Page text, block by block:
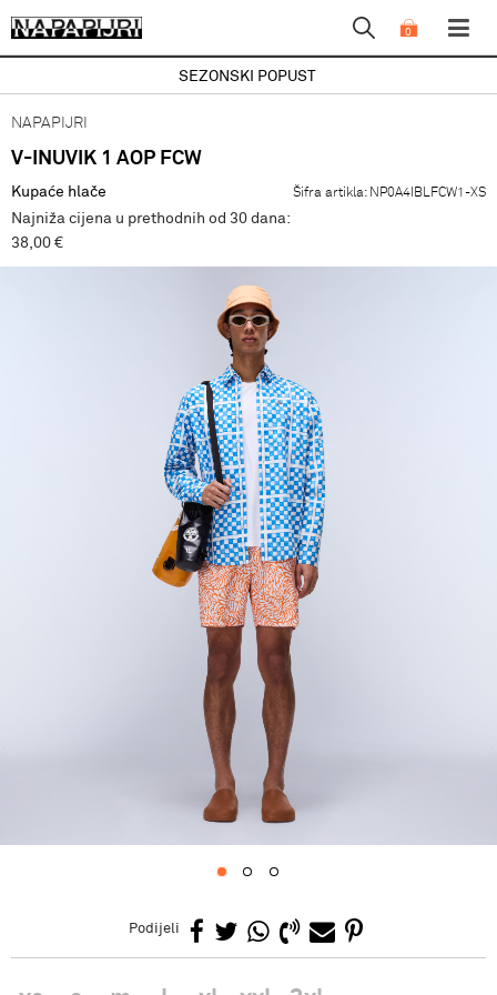
0
SEZONSKI POPUST
NAPAPIJRI
V-INUVIK 1 AOP FCW
Kupaće hlače Šifra artikla: NP0A4IBLFCW1-XS
Najniža cijena u prethodnih od 30 dana:
38,00 €
Podijeli